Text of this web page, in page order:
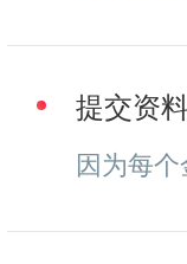
提交资
因为每